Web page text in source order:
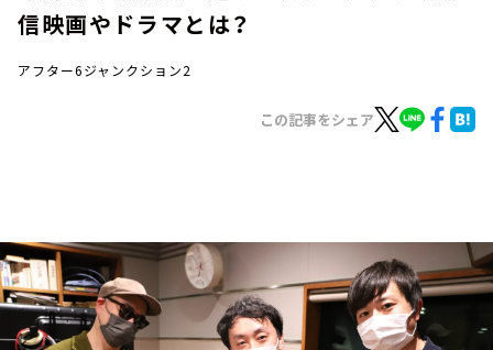
お知らせ
イベント・グッズ
YouTube
会社情報
信映画やドラマとは？
アフター6ジャンクション2
この記事をシェア